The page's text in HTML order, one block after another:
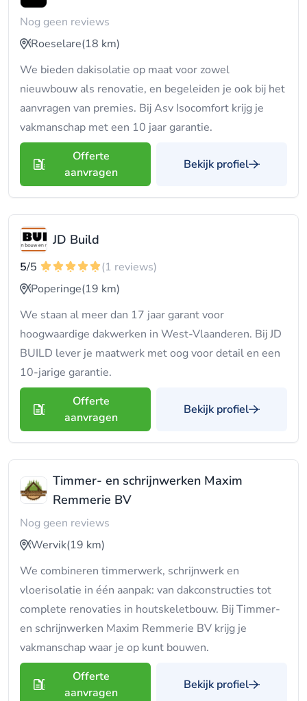
Nog geen reviews
Roeselare(18 km)
We bieden dakisolatie op maat voor zowel
nieuwbouw als renovatie, en begeleiden je ook bij het
aanvragen van premies. Bij Asv Isocomfort krijg je
vakmanschap met een 10 jaar garantie.
Offerte
aanvragen
Bekijk profiel
JD Build
5/5
(1 reviews)
Poperinge(19 km)
We staan al meer dan 17 jaar garant voor
hoogwaardige dakwerken in West-Vlaanderen. Bij JD
BUILD lever je maatwerk met oog voor detail en een
10-jarige garantie.
Offerte
aanvragen
Bekijk profiel
Timmer- en schrijnwerken Maxim
Remmerie BV
Nog geen reviews
Wervik(19 km)
We combineren timmerwerk, schrijnwerk en
vloerisolatie in één aanpak: van dakconstructies tot
complete renovaties in houtskeletbouw. Bij Timmer-
en schrijnwerken Maxim Remmerie BV krijg je
vakmanschap waar je op kunt bouwen.
Offerte
aanvragen
Bekijk profiel